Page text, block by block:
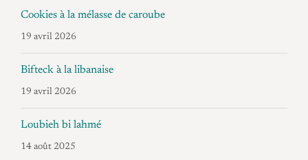
Cookies à la mélasse de caroube
19 avril 2026
Bifteck à la libanaise
19 avril 2026
Loubieh bi lahmé
14 août 2025